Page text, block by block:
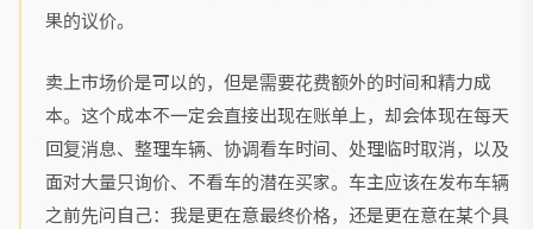
果的议价。
卖上市场价是可以的，但是需要花费额外的时间和精力成
本。这个成本不一定会直接出现在账单上，却会体现在每天
回复消息、整理车辆、协调看车时间、处理临时取消，以及
面对大量只询价、不看车的潜在买家。车主应该在发布车辆
之前先问自己：我是更在意最终价格，还是更在意在某个具